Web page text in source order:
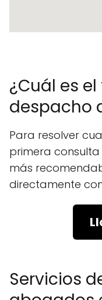
¿Cuál es
despacho
Para resolver
primera
más
directamente
Servicios